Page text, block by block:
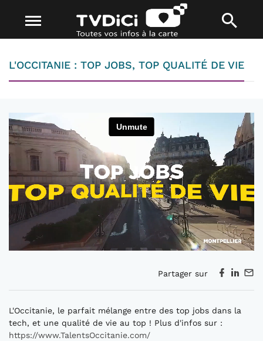
L'OCCITANIE : TOP JOBS, TOP QUALITÉ DE VIE
Partager sur
L'Occitanie, le parfait mélange entre des top jobs dans la
tech, et une qualité de vie au top ! Plus d'infos sur :
https://www.TalentsOccitanie.com/